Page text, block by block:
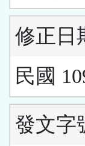
修正日
民國
發文字